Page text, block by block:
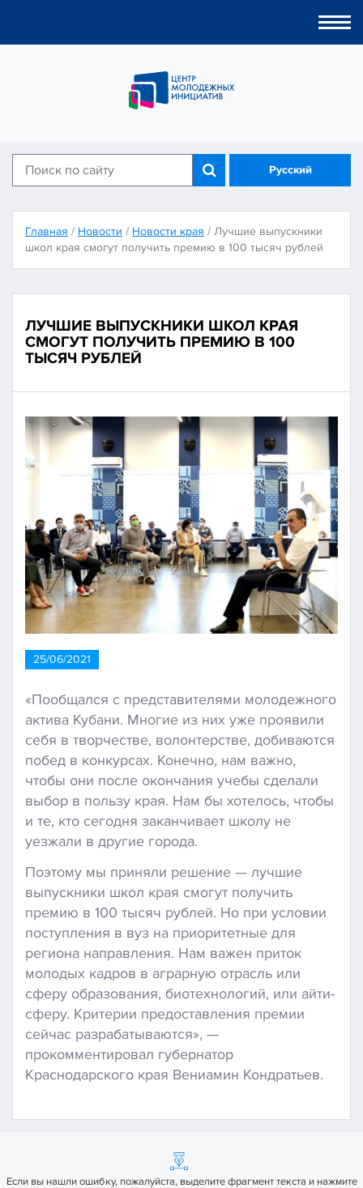
Русский
Главная / Новости / Новости края / Лучшие выпускники
школ края смогут получить премию в 100 тысяч рублей
ЛУЧШИЕ ВЫПУСКНИКИ ШКОЛ КРАЯ
СМОГУТ ПОЛУЧИТЬ ПРЕМИЮ В 100
ТЫСЯЧ РУБЛЕЙ
25/06/2021
«Пообщался с представителями молодежного
актива Кубани. Многие из них уже проявили
себя в творчестве, волонтерстве, добиваются
побед в конкурсах. Конечно, нам важно,
чтобы они после окончания учебы сделали
выбор в пользу края. Нам бы хотелось, чтобы
и те, кто сегодня заканчивает школу не
уезжали в другие города.
Поэтому мы приняли решение — лучшие
выпускники школ края смогут получить
премию в 100 тысяч рублей. Но при условии
поступления в вуз на приоритетные для
региона направления. Нам важен приток
молодых кадров в аграрную отрасль или
сферу образования, биотехнологий, или айти-
сферу. Критерии предоставления премии
сейчас разрабатываются», —
прокомментировал губернатор
Краснодарского края Вениамин Кондратьев.
Если вы нашли ошибку, пожалуйста, выделите фрагмент текста и нажмите